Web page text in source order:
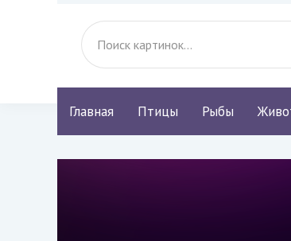
Главная Птицы Рыбы